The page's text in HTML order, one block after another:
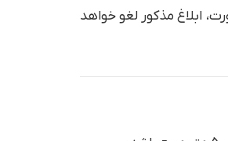
ابلاغ مذکور لغو خواهد